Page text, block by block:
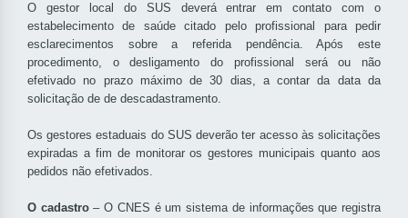
O gestor local do SUS deverá entrar em contato com o
estabelecimento de saúde citado pelo profissional para pedir
esclarecimentos sobre a referida pendência. Após este
procedimento, o desligamento do profissional será ou não
efetivado no prazo máximo de 30 dias, a contar da data da
solicitação de de descadastramento.
Os gestores estaduais do SUS deverão ter acesso às solicitações
expiradas a fim de monitorar os gestores municipais quanto aos
pedidos não efetivados.
O cadastro– O CNES é um sistema de informações que registra